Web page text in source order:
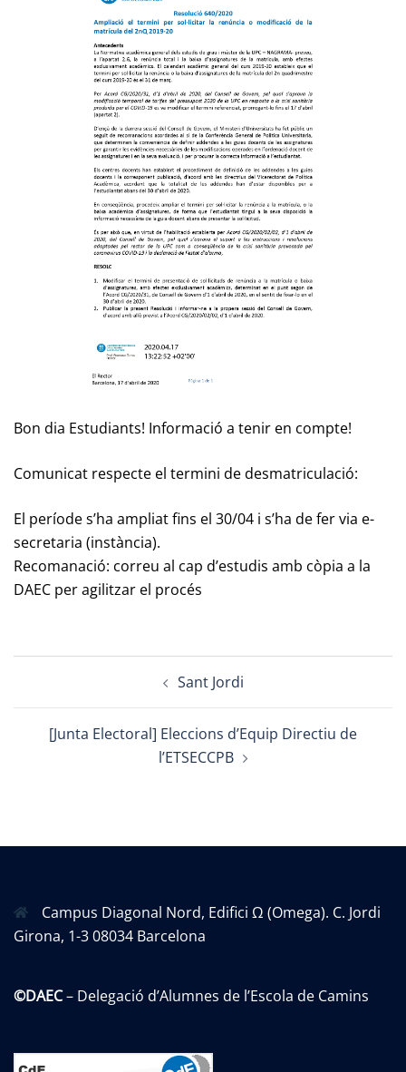
Bon dia Estudiants! Informació a tenir en compte!
Comunicat respecte el termini de desmatriculació:
El període s’ha ampliat fins el 30/04 i s’ha de fer via e-
secretaria (instància).
Recomanació: correu al cap d’estudis amb còpia a la
DAEC per agilitzar el procés
Post
Sant Jordi
[Junta Electoral] Eleccions d’Equip Directiu de
l’ETSECCPB
Campus Diagonal Nord, Edifici Ω (Omega). C. Jordi
Girona, 1-3 08034 Barcelona
©DAEC– Delegació d’Alumnes de l’Escola de Camins